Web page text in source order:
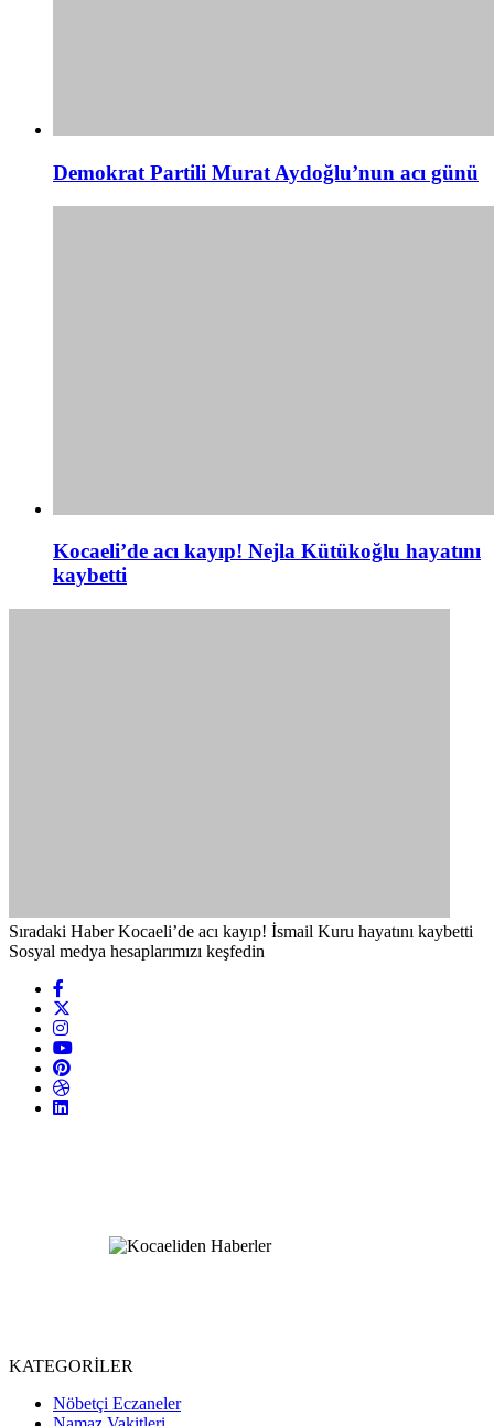
Demokrat Partili Murat Aydoğlu’nun acı günü
Kocaeli’de acı kayıp! Nejla Kütükoğlu hayatını
kaybetti
Sıradaki Haber Kocaeli’de acı kayıp! İsmail Kuru hayatını kaybetti
Sosyal medya hesaplarımızı keşfedin
KATEGORİLER
Nöbetçi Eczaneler